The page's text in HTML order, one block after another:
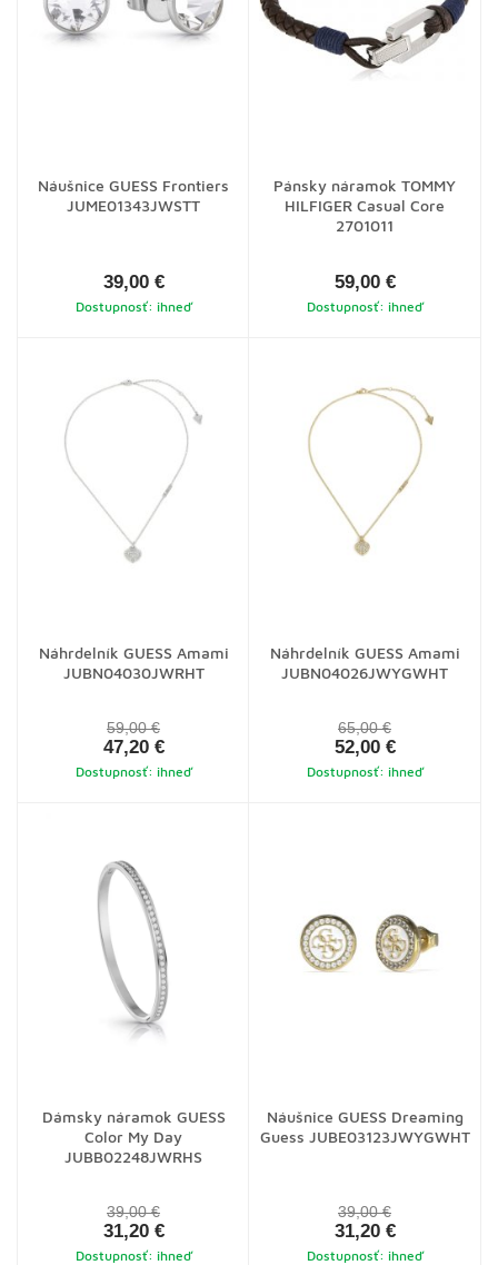
Náušnice GUESS Frontiers
JUME01343JWSTT
39,00 €
Dostupnosť: ihneď
Pánsky náramok TOMMY
HILFIGER Casual Core
2701011
59,00 €
Dostupnosť: ihneď
Náhrdelník GUESS Amami
JUBN04030JWRHT
59,00 €
47,20 €
Dostupnosť: ihneď
Náhrdelník GUESS Amami
JUBN04026JWYGWHT
65,00 €
52,00 €
Dostupnosť: ihneď
Dámsky náramok GUESS
Color My Day
JUBB02248JWRHS
39,00 €
31,20 €
Dostupnosť: ihneď
Náušnice GUESS Dreaming
Guess JUBE03123JWYGWHT
39,00 €
31,20 €
Dostupnosť: ihneď